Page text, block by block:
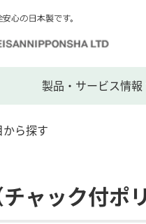
製品・サービス情報
ら探す
ャック付ポ